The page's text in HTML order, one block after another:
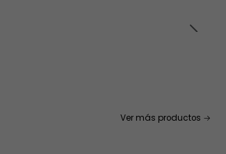
Ver más productos